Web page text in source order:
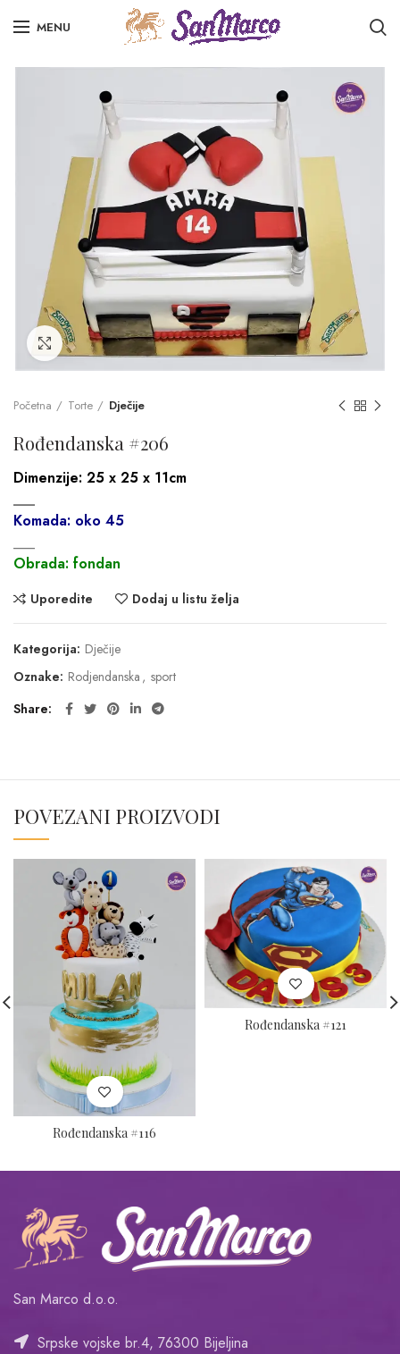
MENU
Click to enlarge
Početna Torte Dječije
Rođendanska #206
Dimenzije: 25 x 25 x 11cm
___
Komada: oko 45
Obrada: fondan
Uporedite Dodaj u listu želja
Kategorija: Dječije
Oznake: Rodjendanska , sport
Share
POVEZANI PROIZVODI
Rođendanska #116
Rođendanska #121
San Marco d.o.o.
Srpske vojske br.4, 76300 Bijeljina